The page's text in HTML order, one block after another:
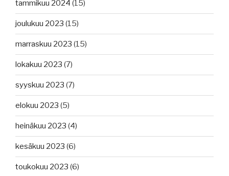
tammikuu 2024 (15)
joulukuu 2023 (15)
marraskuu 2023 (15)
lokakuu 2023 (7)
syyskuu 2023 (7)
elokuu 2023 (5)
heinäkuu 2023 (4)
kesäkuu 2023 (6)
toukokuu 2023 (6)